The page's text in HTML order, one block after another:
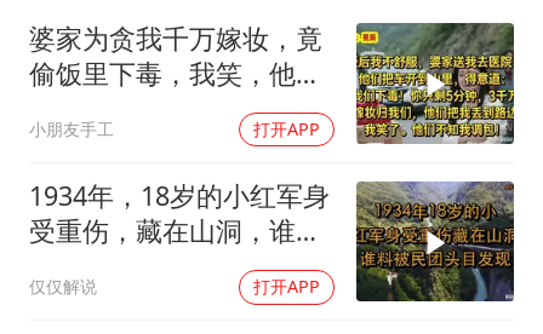
我国编制完成新版全月地质图
男子结婚8年发现3个女儿均非亲生
消费新图景｜多举措提升消费体验 释放夏日经济活力
奋进开新局 实干挑大梁
婆家为贪我千万嫁妆，竟
偷饭里下毒，我笑，他们
小朋友手工 打开APP
1934年，18岁的小红军身
受重伤，藏在山洞，谁料
仅仅解说 打开APP